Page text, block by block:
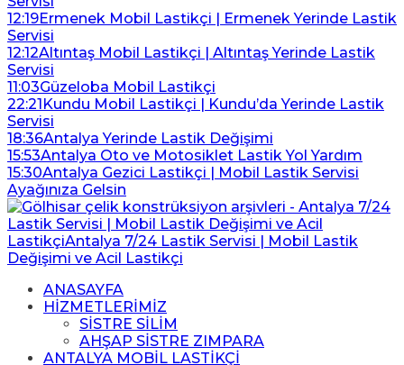
12:19Ermenek Mobil Lastikçi | Ermenek Yerinde Lastik
Servisi
12:12Altıntaş Mobil Lastikçi | Altıntaş Yerinde Lastik
Servisi
11:03Güzeloba Mobil Lastikçi
22:21Kundu Mobil Lastikçi | Kundu’da Yerinde Lastik
Servisi
18:36Antalya Yerinde Lastik Değişimi
15:53Antalya Oto ve Motosiklet Lastik Yol Yardım
15:30Antalya Gezici Lastikçi | Mobil Lastik Servisi
Ayağınıza Gelsin
ANASAYFA
HİZMETLERİMİZ
SİSTRE SİLİM
AHŞAP SİSTRE ZIMPARA
ANTALYA MOBİL LASTİKÇİ